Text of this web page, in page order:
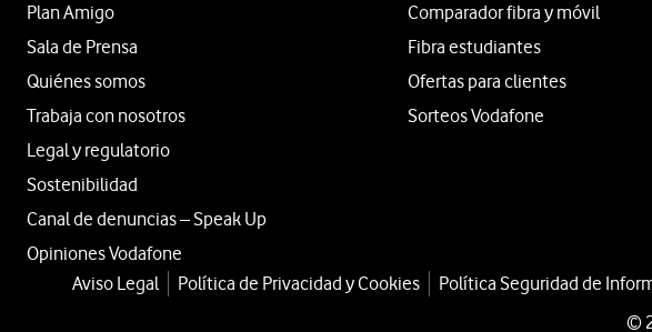
Plan Amigo
Sala de Prensa
Quiénes somos
Trabaja con nosotros
Legal y regulatorio
Sostenibilidad
Canal de denuncias – Speak Up
Opiniones Vodafone
Comparador fibra y móvil
Fibra estudiantes
Ofertas para clientes
Sorteos Vodafone
Aviso Legal Política de Privacidad y Cookies Política Seguridad de
©